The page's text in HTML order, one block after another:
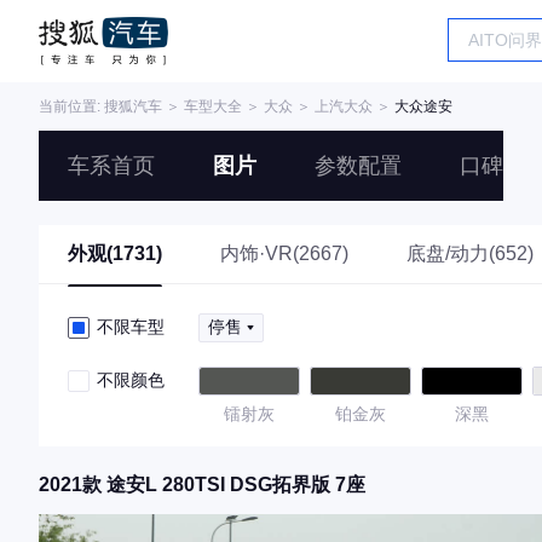
当前位置: 搜狐汽车 ＞ 车型大全 ＞ 大众 ＞ 上汽大众 ＞ 大众途安
车系首页 图片 参数配置 口碑
外观(1731) 内饰·VR(2667) 底盘/动力(652)
不限车型 停售
不限颜色
镭射灰
铂金灰 深黑
2021款 途安L 280TSI DSG拓界版 7座